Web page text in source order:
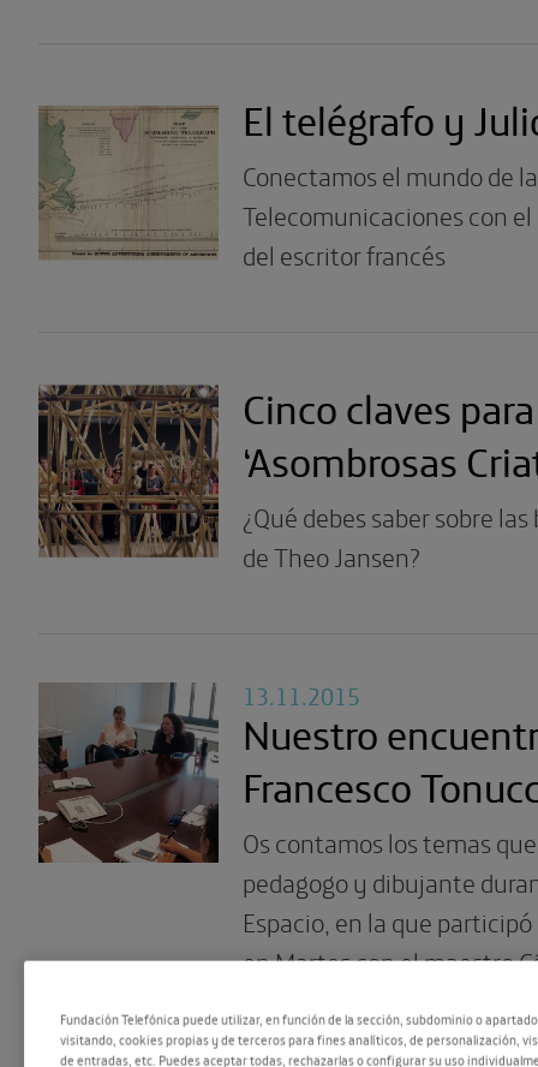
El telégrafo y
Conectamos el mundo de
Telecomunicaciones con
del escritor francés
Cinco claves
‘Asombrosas
¿Qué debes saber sobre
de Theo Jansen?
13.11.2015
Nuestro
Francesco
Os contamos los temas
pedagogo y dibujante
Espacio, en la que
en Martes con el maestro
Fundación Telefónica puede utilizar, en función de la sección, subdominio o
visitando, cookies propias y de terceros para fines analíticos, de personalización,
de entradas, etc. Puedes aceptar todas, rechazarlas o configurar su uso